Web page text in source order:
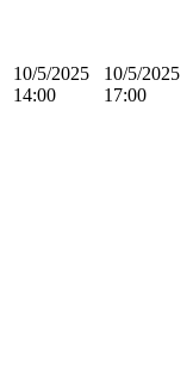
10/5/2025
14:00
10/5/2025
17:00